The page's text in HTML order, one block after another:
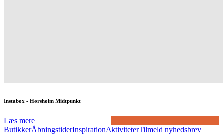
Instabox - Hørsholm Midtpunkt
Læs mere
ButikkerÅbningstiderInspirationAktiviteterTilmeld nyhedsbrev